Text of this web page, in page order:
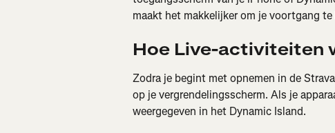
maakt het makkelijker om je voortgang
Hoe Live-activiteiten
Zodra je begint met opnemen in de
op je vergrendelingsscherm. Als je
weergegeven in het Dynamic Island.